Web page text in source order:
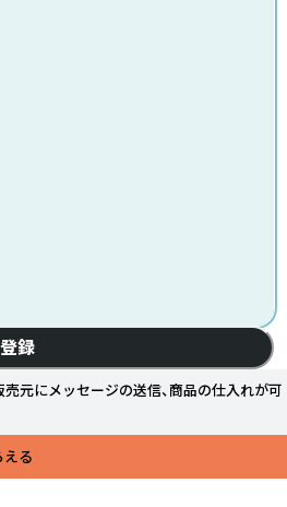
録
元にメッセージの送信、商品の仕入れが可
える